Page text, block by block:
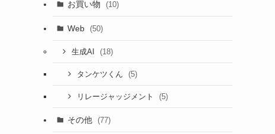
お買い物 (10)
Web (50)
生成AI (18)
タンケツくん (5)
リレージャッジメント (5)
その他 (77)